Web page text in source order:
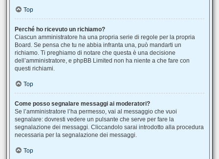
Top
Perché ho ricevuto un richiamo?
Ciascun amministratore ha una propria serie di regole per la propria
Board. Se pensa che tu ne abbia infranta una, può mandarti un
richiamo. Ti preghiamo di notare che questa è una decisione
dell’amministratore, e phpBB Limited non ha niente a che fare con
questi richiami.
Top
Come posso segnalare messaggi ai moderatori?
Se l’amministratore l’ha permesso, vai al messaggio che vuoi
segnalare: dovresti vedere un pulsante che serve per fare la
segnalazione dei messaggi. Cliccandolo sarai introdotto alla procedura
necessaria per la segnalazione dei messaggi.
Top